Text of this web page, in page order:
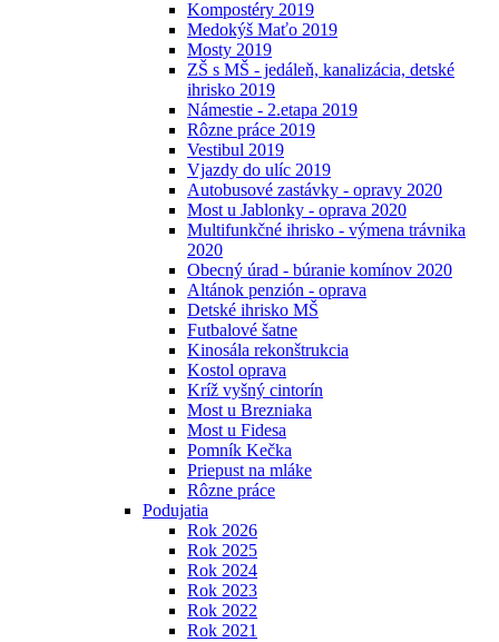
Kompostéry 2019
Medokýš Maťo 2019
Mosty 2019
ZŠ s MŠ - jedáleň, kanalizácia, detské
ihrisko 2019
Námestie - 2.etapa 2019
Rôzne práce 2019
Vestibul 2019
Vjazdy do ulíc 2019
Autobusové zastávky - opravy 2020
Most u Jablonky - oprava 2020
Multifunkčné ihrisko - výmena trávnika
2020
Obecný úrad - búranie komínov 2020
Altánok penzión - oprava
Detské ihrisko MŠ
Futbalové šatne
Kinosála rekonštrukcia
Kostol oprava
Kríž vyšný cintorín
Most u Brezniaka
Most u Fidesa
Pomník Kečka
Priepust na mláke
Rôzne práce
Podujatia
Rok 2026
Rok 2025
Rok 2024
Rok 2023
Rok 2022
Rok 2021